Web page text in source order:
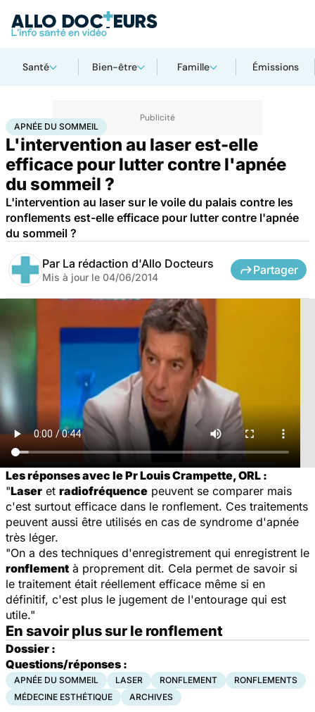
Santé Bien-être Famille Émissions
AccueilSantéApnée du sommeil
APNÉE DU SOMMEIL
L'intervention au laser est-elle
efficace pour lutter contre l'apnée
du sommeil ?
L'intervention au laser sur le voile du palais contre les
ronflements est-elle efficace pour lutter contre l'apnée
du sommeil ?
Par La rédaction d'Allo Docteurs
Mis à jour le 04/06/2014
Partager
Les réponses avec le Pr Louis Crampette, ORL :
"Laser et radiofréquence peuvent se comparer mais
c'est surtout efficace dans le ronflement. Ces traitements
peuvent aussi être utilisés en cas de syndrome d'apnée
très léger.
"On a des techniques d'enregistrement qui enregistrent le
ronflement à proprement dit. Cela permet de savoir si
le traitement était réellement efficace même si en
définitif, c'est plus le jugement de l'entourage qui est
utile."
En savoir plus sur le ronflement
Dossier :
Questions/réponses :
APNÉE DU SOMMEIL LASER RONFLEMENT
RONFLEMENTS
MÉDECINE ESTHÉTIQUE
ARCHIVES